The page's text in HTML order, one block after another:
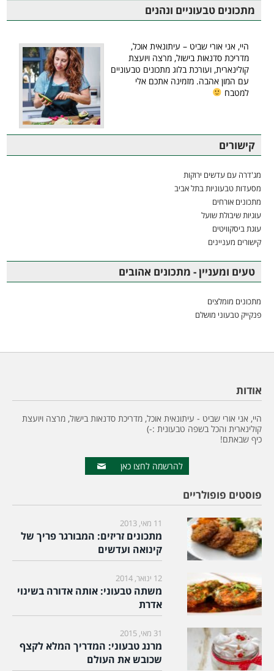
מתכונים טבעוניים ונהנים
היי, אני אורי שביט – עיתונאית אוכל,
מדריכת סדנאות בישול, מרצה ויועצת
קולינארית, ועורכת בלוג מתכונים טבעוניים
עם המון אהבה. מזמינה אתכם אלי
למטבח
קישורים
מג'דרה עם עדשים ירוקות
מסעדות טבעוניות בתל אביב
מתכונים אורחים
עוגיות שיבולת שועל
עוגת ביסקוויטים
קישורים מעניינים
טעים ומעניין - מתכונים אהובים
מתכונים מומלצים
פנקייק טבעוני מושלם
אודות
היי, אני אורי שביט - עיתונאית אוכל, מדריכת סדנאות בישול, מרצה ויועצת
קולינארית והכל בשפה טבעונית :-)
כיף שבאתם!
להרשמה לחצו כאן
פוסטים פופולריים
11 מאי, 2013
מתכונים זריזים: המבורגר פריך של
קינואה ועדשים
12 ינואר, 2014
משתה טבעוני: אותה אדורה בשינוי
אדרת
31 מאי, 2015
מרנג טבעוני: המדריך המלא לקצף
שכובש את העולם